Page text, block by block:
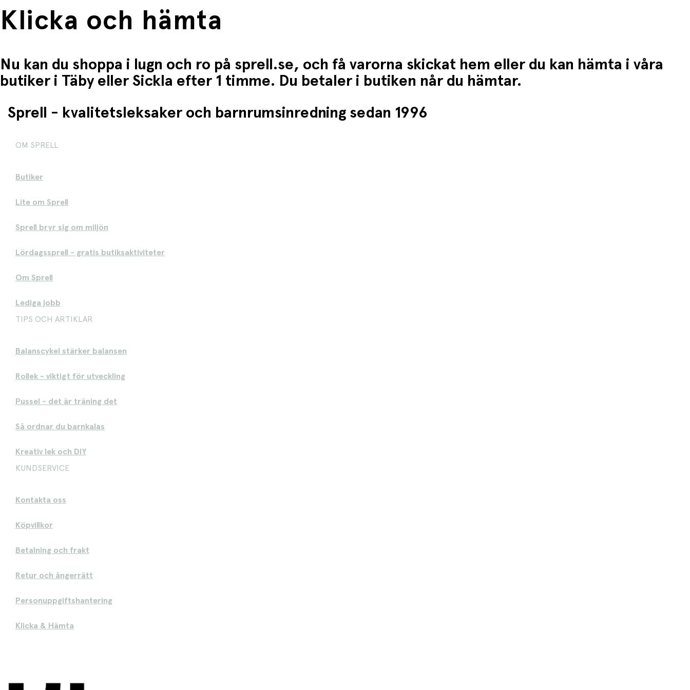
Klicka och hämta
Nu kan du shoppa i lugn och ro på sprell.se, och få varorna skickat hem eller du kan hämta i våra
butiker i Täby eller Sickla efter 1 timme. Du betaler i butiken når du hämtar.
Sprell - kvalitetsleksaker och barnrumsinredning sedan 1996
OM SPRELL
Butiker
Lite om Sprell
Sprell bryr sig om miljön
Lördagssprell - gratis butiksaktiviteter
Om Sprell
Lediga jobb
TIPS OCH ARTIKLAR
Balanscykel stärker balansen
Rollek - viktigt för utveckling
Pussel - det är träning det
Så ordnar du barnkalas
Kreativ lek och DIY
KUNDSERVICE
Kontakta oss
Köpvillkor
Betalning och frakt
Retur och ångerrätt
Personuppgiftshantering
Klicka & Hämta